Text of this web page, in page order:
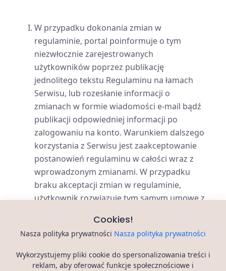
W przypadku dokonania zmian w
regulaminie, portal poinformuje o tym
niezwłocznie zarejestrowanych
użytkowników poprzez publikację
jednolitego tekstu Regulaminu na łamach
Serwisu, lub rozesłanie informacji o
zmianach w formie wiadomości e-mail bądź
publikacji odpowiedniej informacji po
zalogowaniu na konto. Warunkiem dalszego
korzystania z Serwisu jest zaakceptowanie
postanowień regulaminu w całości wraz z
wprowadzonym zmianami. W przypadku
braku akceptacji zmian w regulaminie,
użytkownik rozwiązuje tym samym umowę z
usunięciem konta, bez możliwości zwrotu
wniesionych opłat - o braku zgody prosimy
poinformować portal pod adresem
40latki@40latki.pl pisząc z adresu email na
Cookies!
Nasza polityka prywatności Nasza polityka prywatności
Wykorzystujemy pliki cookie do spersonalizowania treści i
reklam, aby oferować funkcje społecznościowe i